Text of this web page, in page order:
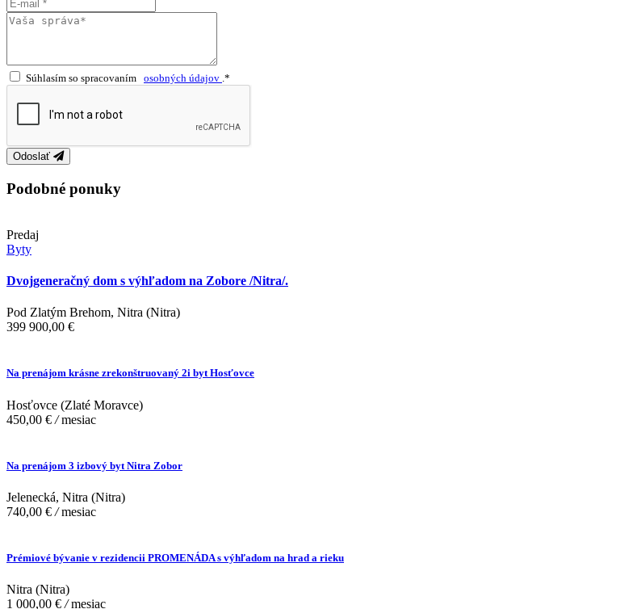
Súhlasím so spracovaním osobných údajov .*
Odoslať
Podobné ponuky
Predaj
Byty
Dvojgeneračný dom s výhľadom na Zobore /Nitra/.
Pod Zlatým Brehom, Nitra (Nitra)
399 900,00 €
Na prenájom krásne zrekonštruovaný 2i byt Hosťovce
Hosťovce (Zlaté Moravce)
450,00 € /mesiac
Na prenájom 3 izbový byt Nitra Zobor
Jelenecká, Nitra (Nitra)
740,00 € /mesiac
Prémiové bývanie v rezidencii PROMENÁDA s výhľadom na hrad a rieku
Nitra (Nitra)
1 000,00 € /mesiac